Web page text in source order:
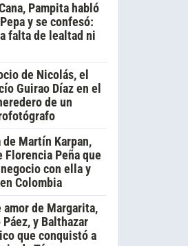
Pampita habló
y se confesó:
falta de lealtad ni
de Nicolás, el
Guirao Díaz en el
de un
de Martín Karpan,
Florencia Peña que
con ella y
Colombia
de Margarita,
y Balthazar
que conquistó a